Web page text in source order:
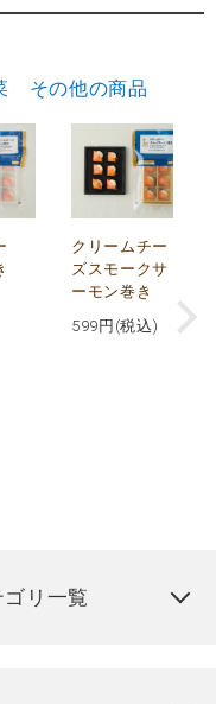
その他の商品
クリームチー
ズスモークサ
ーモン巻き
599 円(税込)
リ一覧